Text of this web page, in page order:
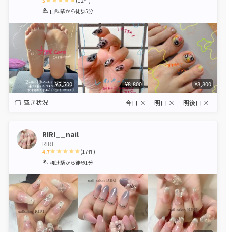
1 2 3 4 5
山科駅から徒歩5分
¥5,500 ¥8,800 ¥8,800
空き状況 今日 × 明日 × 明後日 ×
RIRI__nail
RIRI
4.7
1 2 3 4 5
(17件)
椥辻駅から徒歩1分